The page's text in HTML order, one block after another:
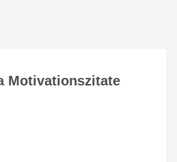
Motivationszitate